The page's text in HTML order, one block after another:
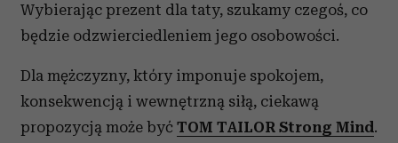
Wybierając prezent dla taty, szukamy czegoś, co
będzie odzwierciedleniem jego osobowości.
Dla mężczyzny, który imponuje spokojem,
konsekwencją i wewnętrzną siłą, ciekawą
propozycją może być TOM TAILOR Strong Mind.